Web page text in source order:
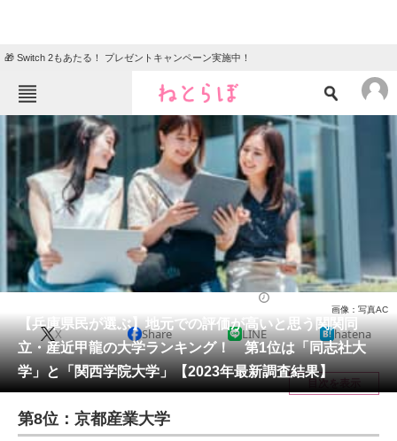
🎁 Switch 2もあたる！ プレゼントキャンペーン実施中！
ねとらぼメニュー
TOP ニュース
エンタメ クイズ
グルメ 地域
住まい 教育・育児
動物 リサーチ
会員記事
メディア
注目記事を集めた総合ページ
ITの今と未来を見通す
【兵庫県民が選ぶ】地元での評価が高いと思う関関同
立・産近甲龍の大学ランキング！ 第1位は「同志社大
学」と「関西学院大学」【2023年最新調査結果】
画像：写真AC
X Share LINE hatena
目次を表示
第8位：京都産業大学